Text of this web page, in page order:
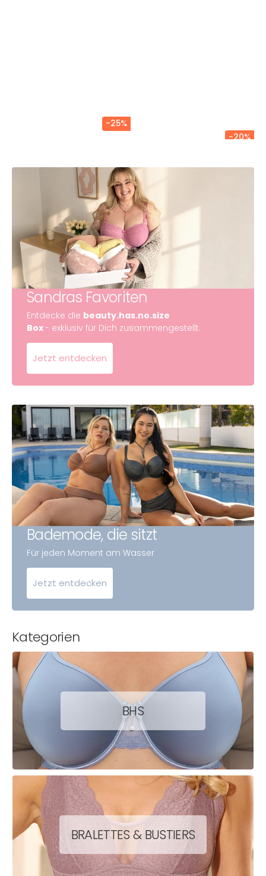
-25%
-20%
Sandras Favoriten
Entdecke die beauty.has.no.size
Box- exklusiv für Dich zusammengestellt.
Jetzt entdecken
Bademode, die sitzt
Für jeden Moment am Wasser
Jetzt entdecken
Kategorien
BHS
BRALETTES & BUSTIERS